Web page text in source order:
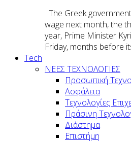
The Greek
wage next month, the
year, Prime Minister
Friday, months before
Tech
ΝΕΕΣ ΤΕΧΝΟΛΟΓΙΕΣ
Προσωπική
Ασφάλεια
Τεχνολογίες
Πράσινη
Διάστημα
Επιστήμη